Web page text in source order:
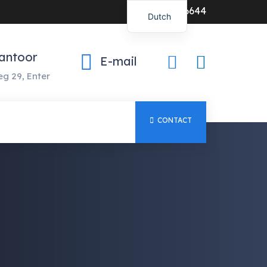
0547-386644
29, Enter
E-mail
CONTACT
Dutch